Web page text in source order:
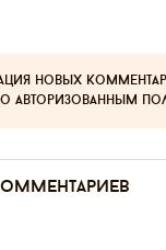
новых
авторизованным